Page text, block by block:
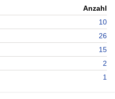
Anzahl
10
26
15
2
1